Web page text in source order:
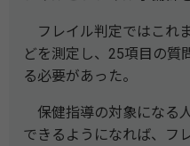
フレイル判定ではこれ
どを測定し、25項目の質
る必要があった。
保健指導の対象になる
できるようになれば、フ